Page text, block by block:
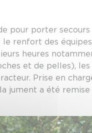
pour porter secours
le renfort des équipes
heures
et de pelles), les
Prise en
jument a été remise